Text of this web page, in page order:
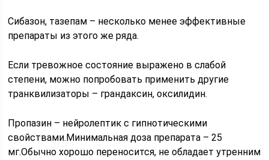
Сибазон, тазепам – несколько менее эффективные
препараты из этого же ряда.
Если тревожное состояние выражено в слабой
степени, можно попробовать применить другие
транквилизаторы – грандаксин, оксилидин.
Пропазин – нейролептик с гипнотическими
свойствами.Минимальная доза препарата – 25
мг.Обычно хорошо переносится, не обладает утренним